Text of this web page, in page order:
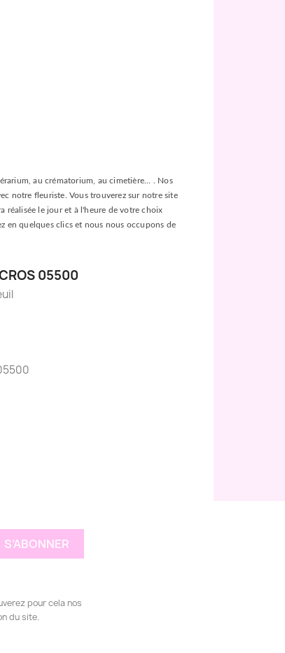
au crématorium, au cimetière... . Nos
notre fleuriste. Vous trouverez sur notre site
réalisée le jour et à l'heure de votre choix
en quelques clics et nous nous occupons de
CROS 05500
pour cela nos
du site.